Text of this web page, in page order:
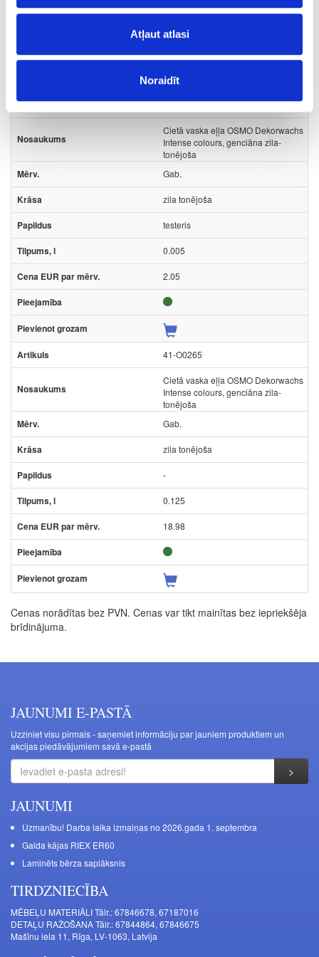
Atļaut atlasi
Noraidīt
Uzdot jautājumu
41-O0714
Cietā vaska eļļa OSMO Dekorwachs
Intense colours, genciāna zila-
tonējoša
Gab.
zila tonējoša
testeris
0.005
2.05
41-O0265
Cietā vaska eļļa OSMO Dekorwachs
Intense colours, genciāna zila-
tonējoša
Gab.
zila tonējoša
-
0.125
18.98
Cenas norādītas bez PVN. Cenas var tikt mainītas bez iepriekšēja
brīdinājuma.
JAUNUMI E-PASTĀ
Uzziniet visu pirmais - saņemiet informāciju par jauniem produktiem un
akcijas piedāvājumiem savā e-pastā
JAUNUMI
Uzmanību! Darba laika izmaiņas no 2026.gada 1. septembra
Galda kājas RIEX ER60
Laminēts bērza saplāksnis
TIRDZNIECĪBA
MĒBEĻU MATERIĀLI Tālr.: 67846678, 67187016
DETAĻU RAŽOŠANA Tālr.: 67844864, 67846675
Mašīnu iela 11, Rīga, LV-1063, Latvija